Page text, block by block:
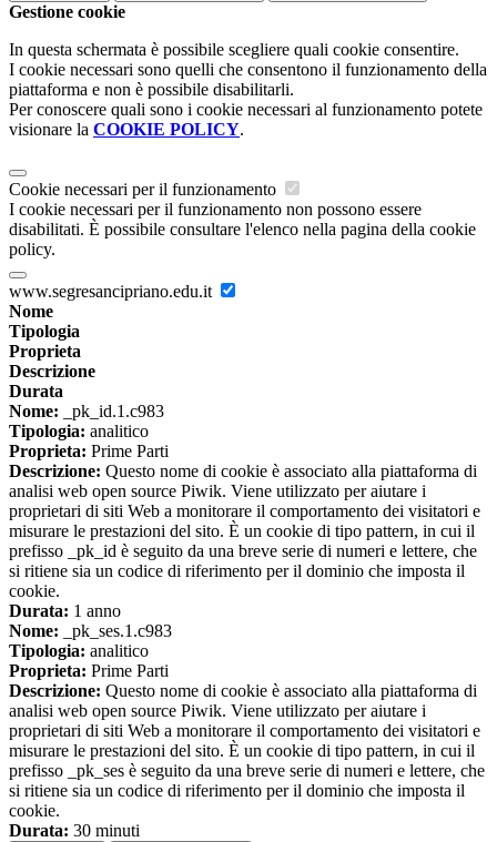
Gestione cookie
In questa schermata è possibile scegliere quali cookie consentire.
I cookie necessari sono quelli che consentono il funzionamento della
piattaforma e non è possibile disabilitarli.
Per conoscere quali sono i cookie necessari al funzionamento potete
visionare la COOKIE POLICY.
Cookie necessari per il funzionamento
I cookie necessari per il funzionamento non possono essere
disabilitati. È possibile consultare l'elenco nella pagina della cookie
policy.
www.segresancipriano.edu.it
Nome
Tipologia
Proprieta
Descrizione
Durata
Nome: _pk_id.1.c983
Tipologia: analitico
Proprieta: Prime Parti
Descrizione: Questo nome di cookie è associato alla piattaforma di
analisi web open source Piwik. Viene utilizzato per aiutare i
proprietari di siti Web a monitorare il comportamento dei visitatori e
misurare le prestazioni del sito. È un cookie di tipo pattern, in cui il
prefisso _pk_id è seguito da una breve serie di numeri e lettere, che
si ritiene sia un codice di riferimento per il dominio che imposta il
cookie.
Durata: 1 anno
Nome: _pk_ses.1.c983
Tipologia: analitico
Proprieta: Prime Parti
Descrizione: Questo nome di cookie è associato alla piattaforma di
analisi web open source Piwik. Viene utilizzato per aiutare i
proprietari di siti Web a monitorare il comportamento dei visitatori e
misurare le prestazioni del sito. È un cookie di tipo pattern, in cui il
prefisso _pk_ses è seguito da una breve serie di numeri e lettere, che
si ritiene sia un codice di riferimento per il dominio che imposta il
cookie.
Durata: 30 minuti